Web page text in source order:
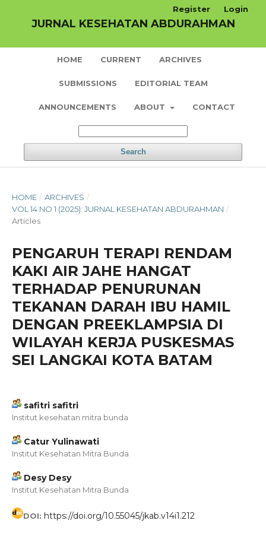
JURNAL KESEHATAN ABDURAHMAN
HOME CURRENT ARCHIVES
SUBMISSIONS EDITORIAL TEAM
ANNOUNCEMENTS ABOUT CONTACT
Search
Register Login
HOME / ARCHIVES /
VOL 14 NO 1 (2025): JURNAL KESEHATAN ABDURAHMAN /
Articles
PENGARUH TERAPI RENDAM
KAKI AIR JAHE HANGAT
TERHADAP PENURUNAN
TEKANAN DARAH IBU HAMIL
DENGAN PREEKLAMPSIA DI
WILAYAH KERJA PUSKESMAS
SEI LANGKAI KOTA BATAM
safitri safitri
Institut kesehatan mitra bunda
Catur Yulinawati
Institut Kesehatan Mitra Bunda
Desy Desy
Institut Kesehatan Mitra Bunda
DOI: https://doi.org/10.55045/jkab.v14i1.212